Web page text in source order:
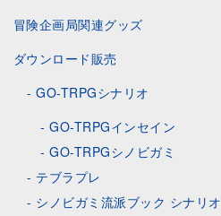
冒険企画局関連グッズ
ダウンロード販売
GO-TRPGシナリオ
GO-TRPGインセイン
GO-TRPGシノビガミ
テブラプレ
シノビガミ流派ブック シナリオ